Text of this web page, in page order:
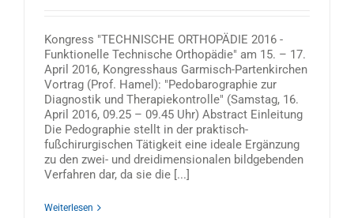
Kongress "TECHNISCHE ORTHOPÄDIE 2016 -
Funktionelle Technische Orthopädie" am 15. – 17.
April 2016, Kongresshaus Garmisch-Partenkirchen
Vortrag (Prof. Hamel): "Pedobarographie zur
Diagnostik und Therapiekontrolle" (Samstag, 16.
April 2016, 09.25 – 09.45 Uhr) Abstract Einleitung
Die Pedographie stellt in der praktisch-
fußchirurgischen Tätigkeit eine ideale Ergänzung
zu den zwei- und dreidimensionalen bildgebenden
Verfahren dar, da sie die [...]
Weiterlesen